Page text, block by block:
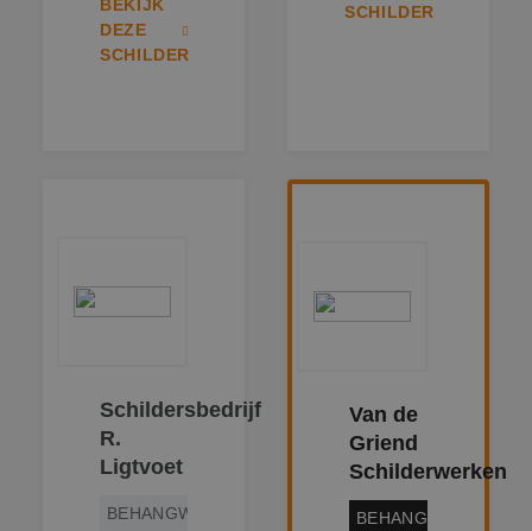
BEKIJK
DEZE
SCHILDER
SCHILDER
Schildersbedrijf
R.
Ligtvoet
BEHANGWERK
Van de
Griend
Schilderwerken
BEHANGWERK